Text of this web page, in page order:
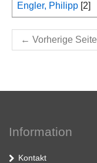
Engler, Philipp [2]
← Vorherige Seite
Information
Kontakt